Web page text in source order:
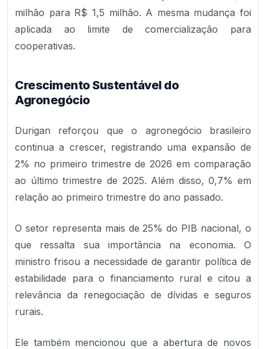
milhão para R$ 1,5 milhão. A mesma mudança foi
aplicada ao limite de comercialização para
cooperativas.
Crescimento Sustentável do
Agronegócio
Durigan reforçou que o agronegócio brasileiro
continua a crescer, registrando uma expansão de
2% no primeiro trimestre de 2026 em comparação
ao último trimestre de 2025. Além disso, 0,7% em
relação ao primeiro trimestre do ano passado.
O setor representa mais de 25% do PIB nacional, o
que ressalta sua importância na economia. O
ministro frisou a necessidade de garantir política de
estabilidade para o financiamento rural e citou a
relevância da renegociação de dívidas e seguros
rurais.
Ele também mencionou que a abertura de novos